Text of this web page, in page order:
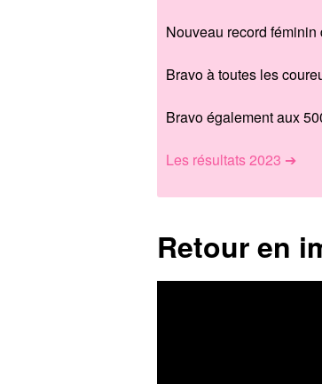
Nouveau record
Bravo à toutes les
Bravo également aux
Les résultats 2023 ➔
Retour en